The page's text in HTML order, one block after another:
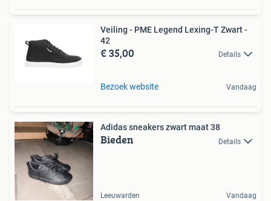
Veiling - PME Legend Lexing-T Zwart -
42
€ 35,00 Details
Bezoek website Vandaag
Adidas sneakers zwart maat 38
Bieden Details
Leeuwarden Vandaag